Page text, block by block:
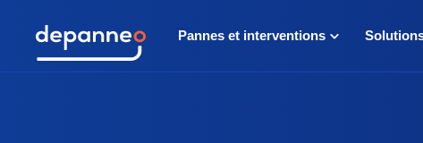
Pannes et interventions